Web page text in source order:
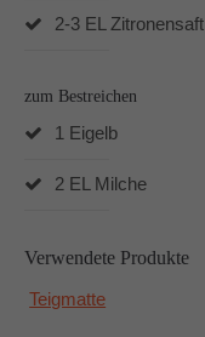
2-3 EL Zitronensaft
zum Bestreichen
1 Eigelb
2 EL Milche
Verwendete Produkte
Teigmatte